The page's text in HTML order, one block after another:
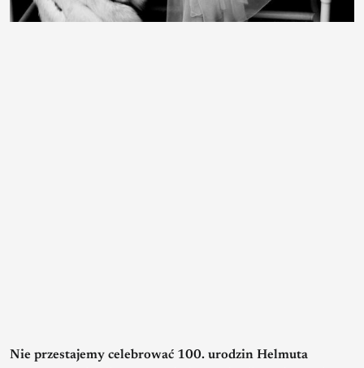
Nie przestajemy celebrować 100. urodzin Helmuta